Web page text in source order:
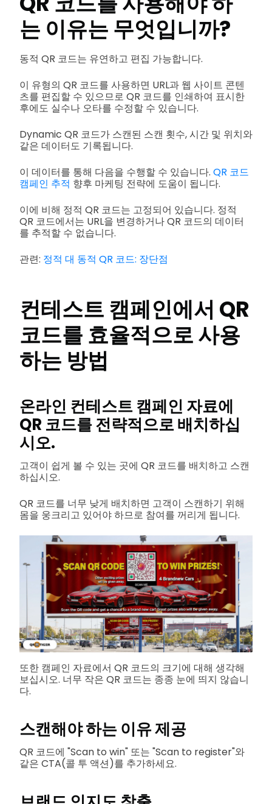
는 이유는 무엇입니까?
동적 QR 코드는 유연하고 편집 가능합니다.
이 유형의 QR 코드를 사용하면 URL과 웹 사이트 콘텐
츠를 편집할 수 있으므로 QR 코드를 인쇄하여 표시한
후에도 실수나 오타를 수정할 수 있습니다.
Dynamic QR 코드가 스캔된 스캔 횟수, 시간 및 위치와
같은 데이터도 기록됩니다.
이 데이터를 통해 다음을 수행할 수 있습니다. QR 코드
캠페인 추적 향후 마케팅 전략에 도움이 됩니다.
이에 비해 정적 QR 코드는 고정되어 있습니다. 정적
QR 코드에서는 URL을 변경하거나 QR 코드의 데이터
를 추적할 수 없습니다.
관련: 정적 대 동적 QR 코드: 장단점
컨테스트 캠페인에서 QR
코드를 효율적으로 사용
하는 방법
온라인 컨테스트 캠페인 자료에
QR 코드를 전략적으로 배치하십
시오.
고객이 쉽게 볼 수 있는 곳에 QR 코드를 배치하고 스캔
하십시오.
QR 코드를 너무 낮게 배치하면 고객이 스캔하기 위해
몸을 웅크리고 있어야 하므로 참여를 꺼리게 됩니다.
또한 캠페인 자료에서 QR 코드의 크기에 대해 생각해
보십시오. 너무 작은 QR 코드는 종종 눈에 띄지 않습니
다.
스캔해야 하는 이유 제공
QR 코드에 "Scan to win" 또는 "Scan to register"와
같은 CTA(콜 투 액션)를 추가하세요.